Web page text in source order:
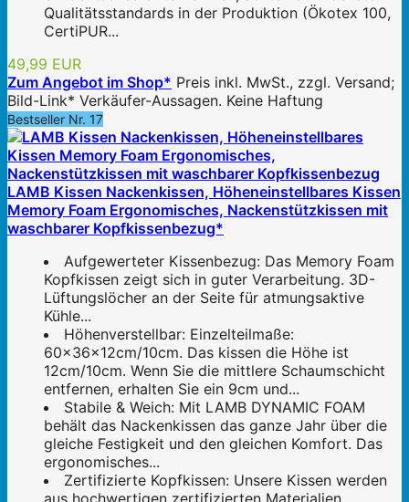
Qualitätsstandards in der Produktion (Ökotex 100,
CertiPUR...
49,99 EUR
Zum Angebot im Shop* Preis inkl. MwSt., zzgl. Versand;
Bild-Link* Verkäufer-Aussagen. Keine Haftung
Bestseller Nr. 17
LAMB Kissen Nackenkissen, Höheneinstellbares Kissen
Memory Foam Ergonomisches, Nackenstützkissen mit
waschbarer Kopfkissenbezug*
Aufgewerteter Kissenbezug: Das Memory Foam
Kopfkissen zeigt sich in guter Verarbeitung. 3D-
Lüftungslöcher an der Seite für atmungsaktive
Kühle...
Höhenverstellbar: Einzelteilmaße:
60x36x12cm/10cm. Das kissen die Höhe ist
12cm/10cm. Wenn Sie die mittlere Schaumschicht
entfernen, erhalten Sie ein 9cm und...
Stabile & Weich: Mit LAMB DYNAMIC FOAM
behält das Nackenkissen das ganze Jahr über die
gleiche Festigkeit und den gleichen Komfort. Das
ergonomisches...
Zertifizierte Kopfkissen: Unsere Kissen werden